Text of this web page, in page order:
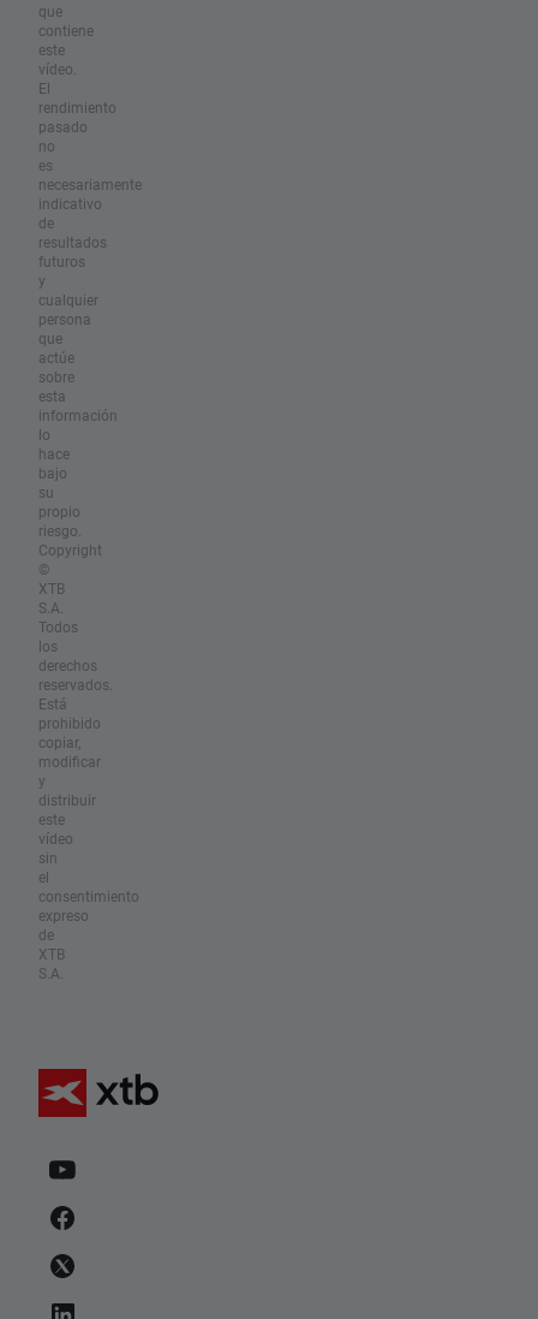
que
contiene
este
vídeo.
El
rendimiento
pasado
no
es
necesariamente
indicativo
de
resultados
futuros
y
cualquier
persona
que
actúe
sobre
esta
información
lo
hace
bajo
su
propio
riesgo.
Copyright
©
XTB
S.A.
Todos
los
derechos
reservados.
Está
prohibido
copiar,
modificar
y
distribuir
este
vídeo
sin
el
consentimiento
expreso
de
XTB
S.A.